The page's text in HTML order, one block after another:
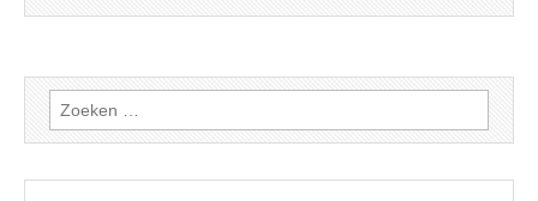
Zoeken
naar: